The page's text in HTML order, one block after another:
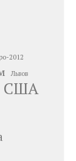
2012
Львов
США